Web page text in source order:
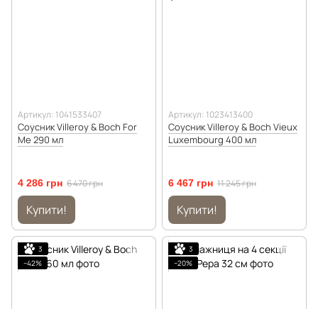
Артикул: 1041533407
Соусник Villeroy & Boch For
Me 290 мл
4 286 грн 6 470 грн
Купити!
Артикул: 1023413400
Соусник Villeroy & Boch Vieux
Luxembourg 400 мл
6 467 грн 11 245 грн
Купити!
3
−42%
3
−20%